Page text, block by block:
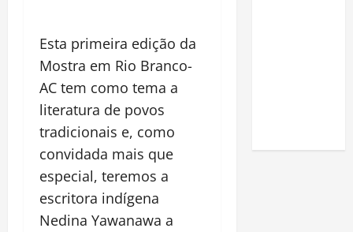
Esta primeira edição da
Mostra em Rio Branco-
AC tem como tema a
literatura de povos
tradicionais e, como
convidada mais que
especial, teremos a
escritora indígena
Nedina Yawanawa a